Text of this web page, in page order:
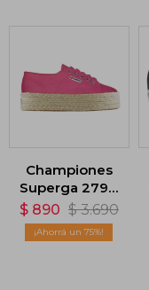
Championes
Superga 2790
Rope - Rosa
$ 890 $ 3.690
75